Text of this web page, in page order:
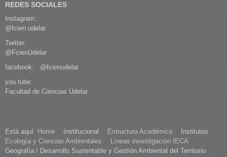
REDES SOCIALES
Instagram:
@fcien.udelar
Twitter:
@FcienUdelar
facebook: @fcienudelar
you tube:
Facultad de Ciencias Udelar
Está aquí: Home Institucional Estructura Académica
Institutos
Ecología y Ciencias Ambientales
Líneas investigación IECA
Geografía / Desarrollo Sustentable y Gestión Ambiental del Territorio